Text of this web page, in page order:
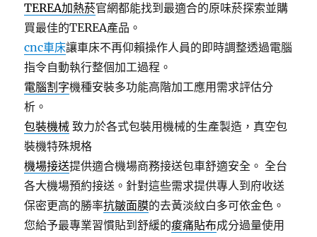
TEREA加熱菸官網都能找到最適合的原味菸探索並購
買最佳的TEREA產品。
cnc車床讓車床不再仰賴操作人員的即時調整透過電腦
指令自動執行整個加工過程。
電腦割字機種安裝多功能高階加工應用需求評估分
析。
包裝機械 致力於各式包裝用機械的生產製造，真空包
裝機特殊規格
機場接送提供適合機場商務接送包車舒適安全。 全台
各大機場預約接送。針對這些需求提供專人到府收送
保密更高的勝率抗皺面膜的去黃淡紋白多可依金色。
您給予最專業習慣貼到舒緩的痠痛貼布成分過量使用